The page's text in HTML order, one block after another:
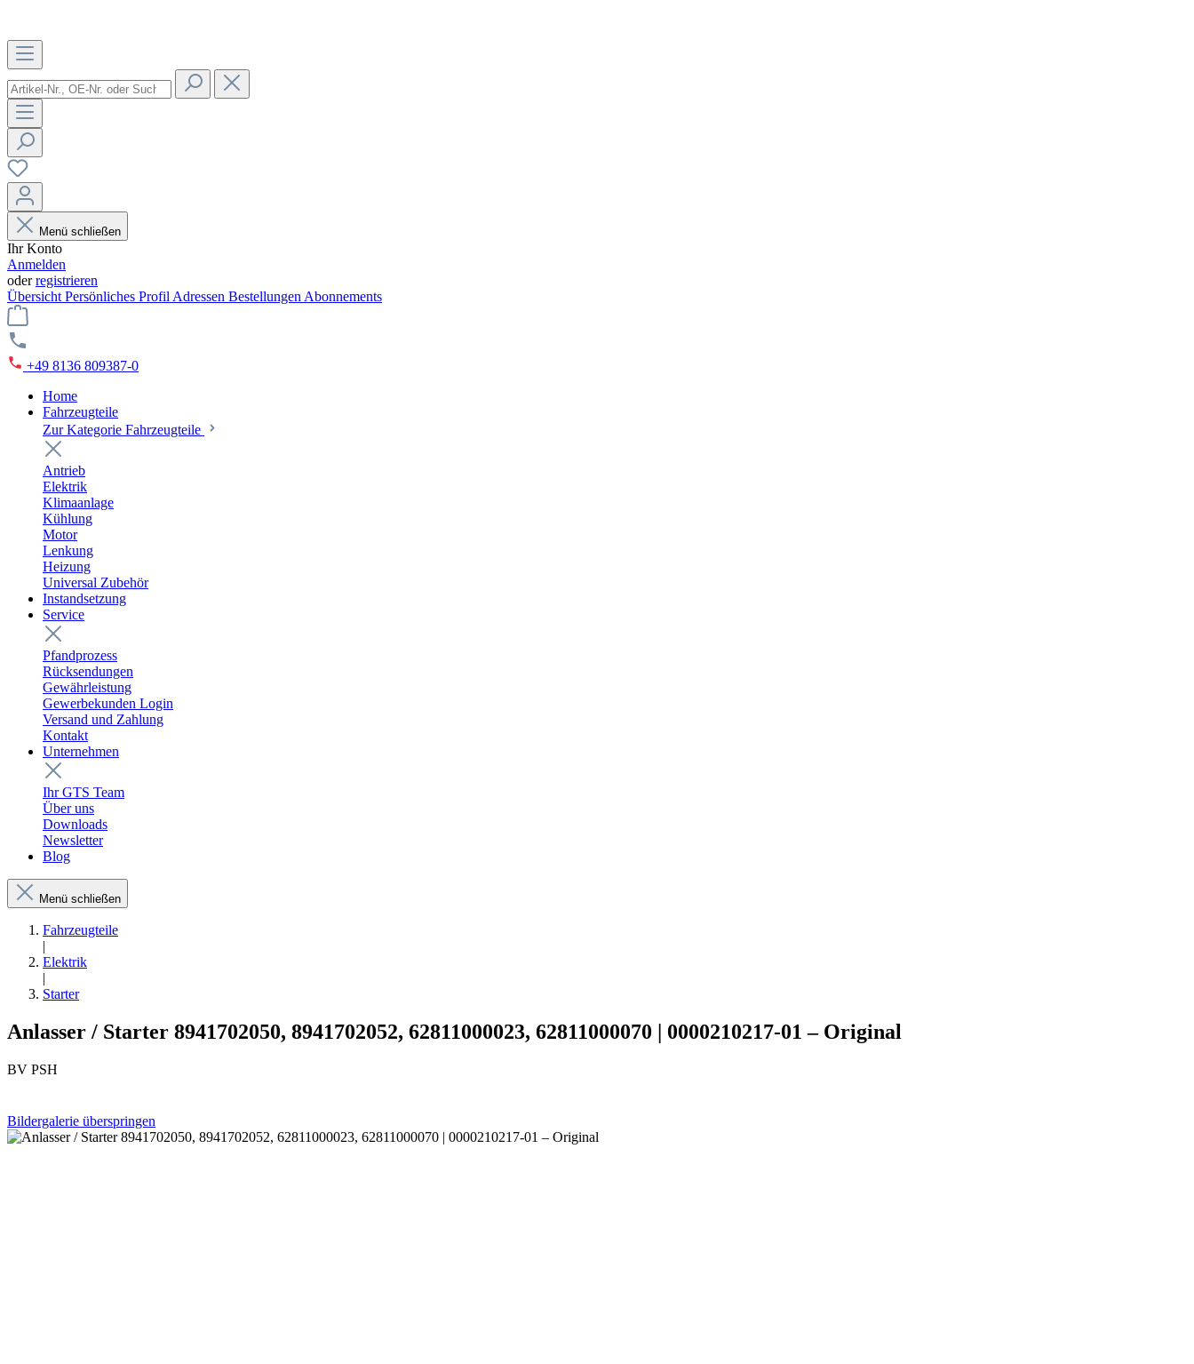
Menü schließen
Ihr Konto
Anmelden
oderregistrieren
Übersicht Persönliches Profil Adressen Bestellungen Abonnements
+49 8136 809387-0
Home
Fahrzeugteile
Zur Kategorie Fahrzeugteile
Antrieb
Elektrik
Klimaanlage
Kühlung
Motor
Lenkung
Heizung
Universal Zubehör
Instandsetzung
Service
Pfandprozess
Rücksendungen
Gewährleistung
Gewerbekunden Login
Versand und Zahlung
Kontakt
Unternehmen
Ihr GTS Team
Über uns
Downloads
Newsletter
Blog
Menü schließen
Fahrzeugteile
|
Elektrik
|
Starter
Anlasser / Starter 8941702050, 8941702052, 62811000023, 62811000070 | 0000210217-01 – Original
BV PSH
Bildergalerie überspringen